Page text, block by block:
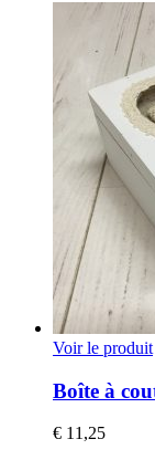
Voir le produit
Boîte à
€ 11,25